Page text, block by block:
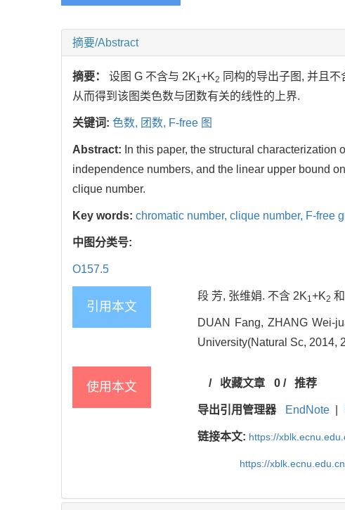
摘要/Abstract
摘要： 设图 G 不含与 2K1+K2 同构的导出子图, 并且
从而得到该图类色数与团数有关的线性的上界.
关键词: 色数, 团数, F-free 图
Abstract: In this paper, the structural characterization
independence numbers, and the linear upper bound
clique number.
Key words: chromatic number, clique number, F-free
中图分类号:
O157.5
引用本文
段 芳, 张维娟. 不含 2K1+K2
DUAN Fang, ZHANG Wei-
University(Natural Sc, 2014,
使用本文 / 收藏文章 0/ 推荐
导出引用管理器 EndNote
链接本文: https://
https://